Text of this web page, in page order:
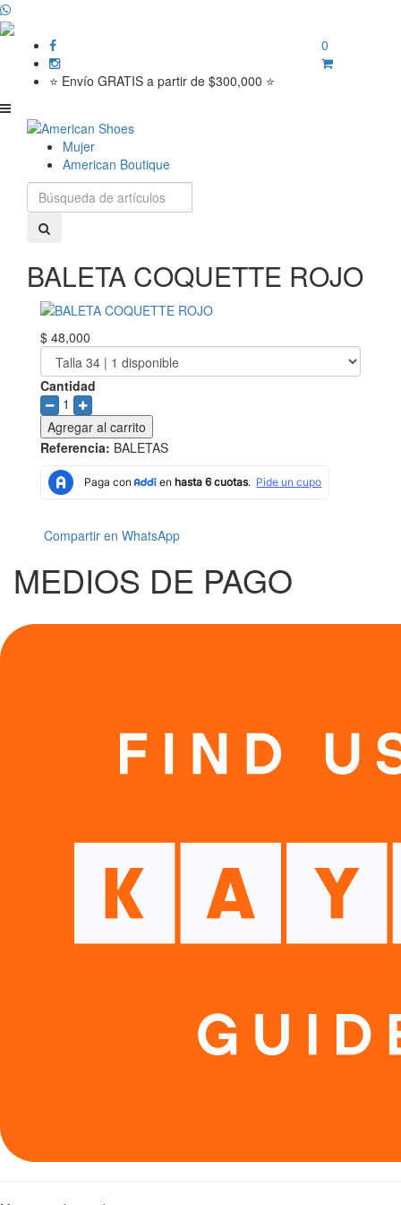
⭐ Envío GRATIS a partir de $300,000 ⭐
0
Mujer
American Boutique
BALETA COQUETTE ROJO
$ 48,000
Cantidad
1
Agregar al carrito
Referencia: BALETAS
Compartir en WhatsApp
MEDIOS DE PAGO